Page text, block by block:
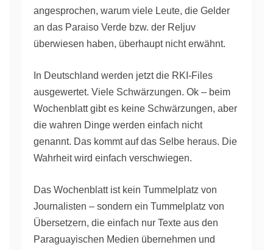
angesprochen, warum viele Leute, die Gelder
an das Paraiso Verde bzw. der Reljuv
überwiesen haben, überhaupt nicht erwähnt.
In Deutschland werden jetzt die RKI-Files
ausgewertet. Viele Schwärzungen. Ok – beim
Wochenblatt gibt es keine Schwärzungen, aber
die wahren Dinge werden einfach nicht
genannt. Das kommt auf das Selbe heraus. Die
Wahrheit wird einfach verschwiegen.
Das Wochenblatt ist kein Tummelplatz von
Journalisten – sondern ein Tummelplatz von
Übersetzern, die einfach nur Texte aus den
Paraguayischen Medien übernehmen und